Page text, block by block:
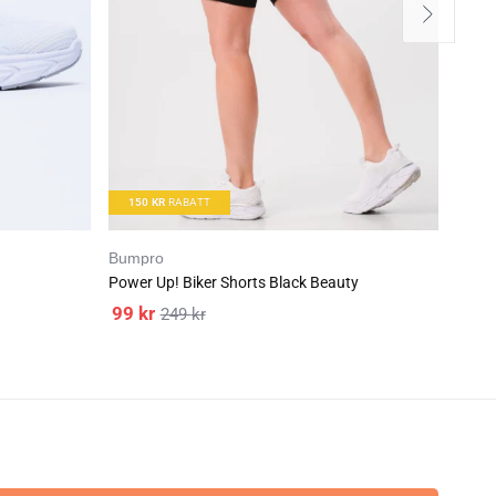
150 KR RABATT
Bumpro
Power Up! Biker Shorts Black Beauty
249kr
99 kr